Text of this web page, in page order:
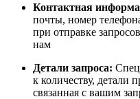
Контактная
почты, номер
при отправке
нам
Детали запроса:
к количеству, детали
связанная с вашим